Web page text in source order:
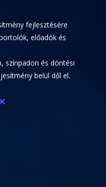
fejlesztésére
előadók és
színpadon és döntési
belül dől el.